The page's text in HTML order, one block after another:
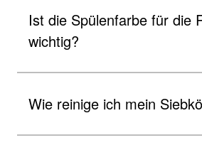
Ist die Spülenfarbe für die
wichtig?
Wie reinige ich mein